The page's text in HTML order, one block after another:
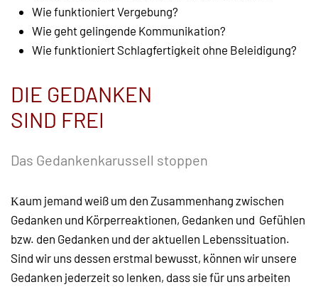
Wie funktioniert Vergebung?
Wie geht gelingende Kommunikation?
Wie funktioniert Schlagfertigkeit ohne Beleidigung?
DIE GEDANKEN
SIND FREI
Das Gedankenkarussell stoppen
Kaum jemand weiß um den Zusammenhang zwischen
Gedanken und Körperreaktionen, Gedanken und Gefühlen
bzw. den Gedanken und der aktuellen Lebenssituation.
Sind wir uns dessen erstmal bewusst, können wir unsere
Gedanken jederzeit so lenken, dass sie für uns arbeiten